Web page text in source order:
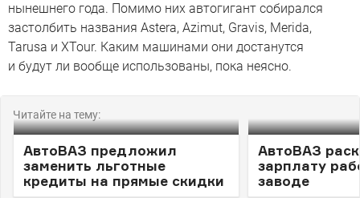
нынешнего года. Помимо них автогигант собирался
застолбить названия Astera, Azimut, Gravis, Merida,
Tarusa и XTour. Каким машинами они достанутся
и будут ли вообще использованы, пока неясно.
Читайте на тему:
АвтоВАЗ предложил
заменить льготные
кредиты на прямые скидки
АвтоВАЗ
зарплату
заводе